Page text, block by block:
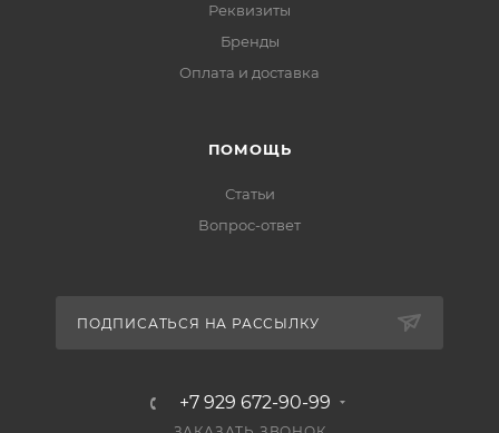
Реквизиты
Бренды
Оплата и доставка
ПОМОЩЬ
Статьи
Вопрос-ответ
ПОДПИСАТЬСЯ НА РАССЫЛКУ
+7 929 672-90-99